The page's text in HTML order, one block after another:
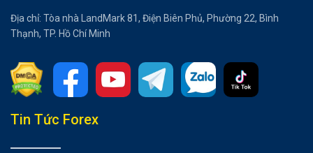
Địa chỉ: Tòa nhà LandMark 81, Điện Biên Phủ, Phường 22, Bình
Thạnh, TP. Hồ Chí Minh
Tổng hợp bài viết
Tin Tức Forex